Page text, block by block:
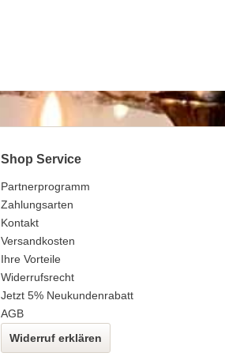
Shop Service
Partnerprogramm
Zahlungsarten
Kontakt
Versandkosten
Ihre Vorteile
Widerrufsrecht
Jetzt 5% Neukundenrabatt
AGB
Widerruf erklären